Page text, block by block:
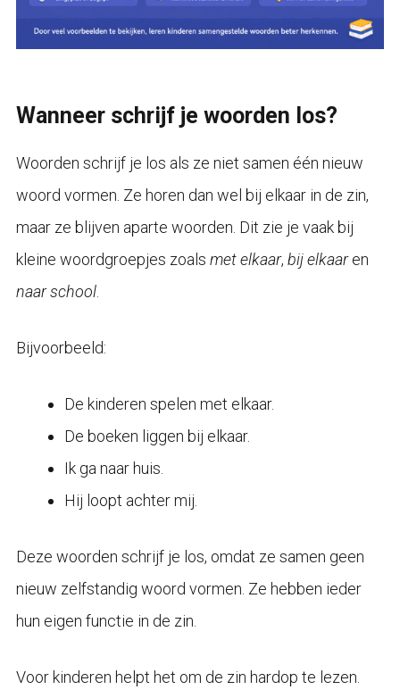
Wanneer schrijf je woorden los?
Woorden schrijf je los als ze niet samen één nieuw
woord vormen. Ze horen dan wel bij elkaar in de zin,
maar ze blijven aparte woorden. Dit zie je vaak bij
kleine woordgroepjes zoals met elkaar, bij elkaaren
naar school.
Bijvoorbeeld:
De kinderen spelen met elkaar.
De boeken liggen bij elkaar.
Ik ga naar huis.
Hij loopt achter mij.
Deze woorden schrijf je los, omdat ze samen geen
nieuw zelfstandig woord vormen. Ze hebben ieder
hun eigen functie in de zin.
Voor kinderen helpt het om de zin hardop te lezen.